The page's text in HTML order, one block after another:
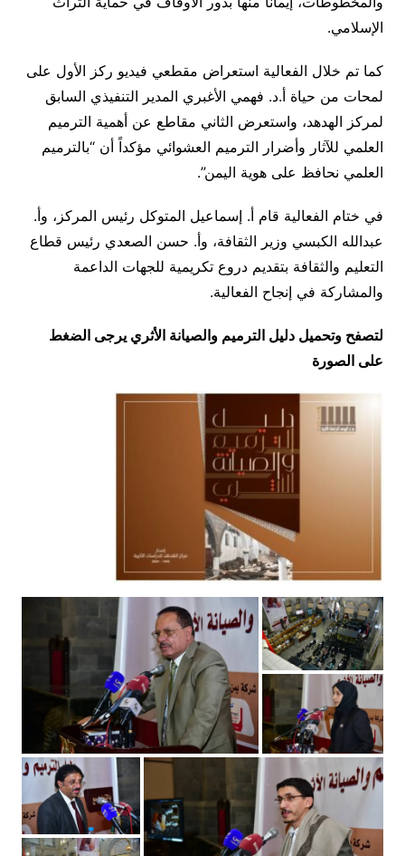
الإسلامي.
كما تم خلال الفعالية استعراض مقطعي فيديو ركز الأول على
لمحات من حياة أ.د. فهمي الأغبري المدير التنفيذي السابق
لمركز الهدهد، واستعرض الثاني مقاطع عن أهمية الترميم
العلمي للآثار وأضرار الترميم العشوائي مؤكداً أن “بالترميم
العلمي نحافظ على هوية اليمن”.
في ختام الفعالية قام أ. إسماعيل المتوكل رئيس المركز، وأ.
عبدالله الكبسي وزير الثقافة، وأ. حسن الصعدي رئيس قطاع
التعليم والثقافة بتقديم دروع تكريمية للجهات الداعمة
والمشاركة في إنجاح الفعالية.
لتصفح وتحميل دليل الترميم والصيانة الأثري يرجى الضغط
على الصورة